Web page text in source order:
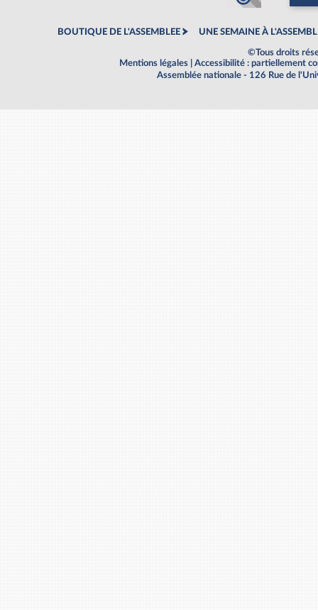
BOUTIQUE DE L'ASSEMBLEE UNE SEMAINE À
©Tous droits
Mentions légales
Accessibilité : partiellement
Assemblée nationale - 126 Rue de